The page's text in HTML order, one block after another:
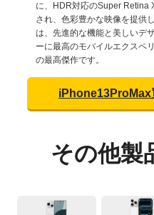
に、HDR対応のSuper Retina
され、色彩豊かな映像を提供し
は、先進的な機能と美しいデ
ーに最高のモバイルエクスペ
の最高傑作です。
iPhone13ProMax
その他製